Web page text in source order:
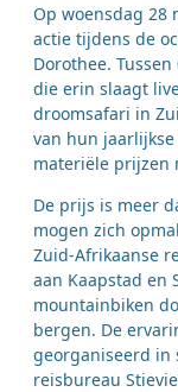
Op woensdag 28
actie tijdens de
Dorothee.
die erin slaagt
droomsafari in
van hun
materiële prijzen
De prijs is meer
mogen zich
Zuid-Afrikaanse
aan Kaapstad en
mountainbiken
bergen. De
georganiseerd in
reisbureau